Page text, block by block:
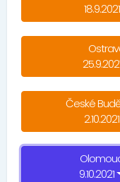
18.9.2021
České
2.10.2021
9.10.2021